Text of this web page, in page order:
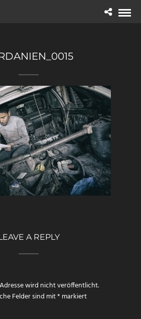
A REPLY
wird nicht veröffentlicht.
Felder sind mit*markiert